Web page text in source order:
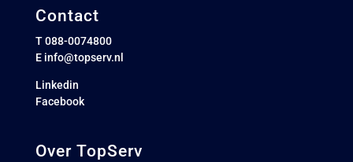
Contact
T 088-0074800
E info@topserv.nl
Linkedin
Facebook
Over TopServ